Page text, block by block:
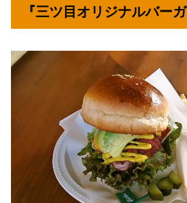
『三ツ目オリジナルバー